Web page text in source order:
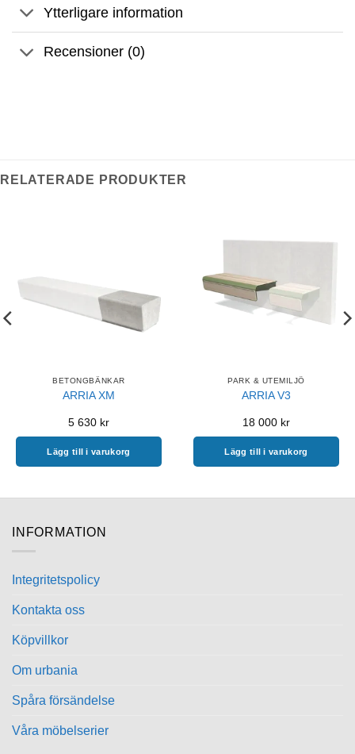
Ytterligare information
Recensioner (0)
RELATERADE PRODUKTER
BETONGBÄNKAR
ARRIA XM
5 630 kr
Lägg till i varukorg
PARK & UTEMILJÖ
ARRIA V3
18 000 kr
Lägg till i varukorg
INFORMATION
Integritetspolicy
Kontakta oss
Köpvillkor
Om urbania
Spåra försändelse
Våra möbelserier